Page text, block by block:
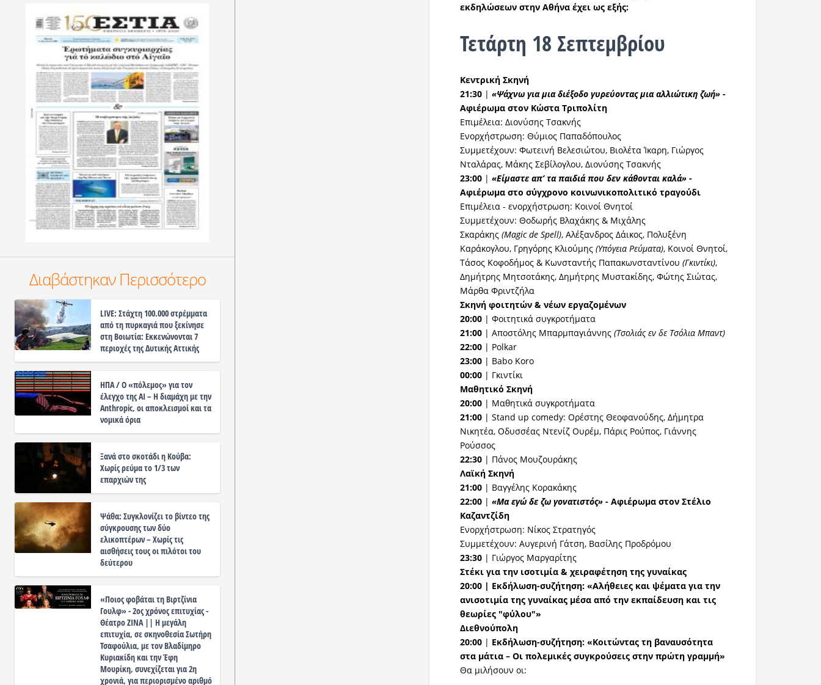
εκδηλώσεων στην Αθήνα έχει ως εξής:
Τετάρτη 18 Σεπτεμβρίου
Κεντρική Σκηνή
21:30 |«Ψάχνω για μια διέξοδο γυρεύοντας μια αλλιώτικη ζωή» -
Αφιέρωμα στον Κώστα Τριπολίτη
Επιμέλεια: Διονύσης Τσακνής
Ενορχήστρωση: Θύμιος Παπαδόπουλος
Συμμετέχουν: Φωτεινή Βελεσιώτου, Βιολέτα Ίκαρη, Γιώργος
Νταλάρας, Μάκης Σεβίλογλου, Διονύσης Τσακνής
23:00 | «Είμαστε απ’ τα παιδιά που δεν κάθονται καλά» -
Αφιέρωμα στο σύγχρονο κοινωνικοπολιτικό τραγούδι
Επιμέλεια - ενορχήστρωση: Κοινοί Θνητοί
Συμμετέχουν: Θοδωρής Βλαχάκης & Μιχάλης
Σκαράκης(Magic de Spell), Αλέξανδρος Δάικος, Πολυξένη
Καράκογλου, Γρηγόρης Κλιούμης(Υπόγεια Ρεύματα), Κοινοί Θνητοί,
Τάσος Κοφοδήμος & Κωνσταντής Παπακωνσταντίνου(Γκιντίκι),
Δημήτρης Μητσοτάκης, Δημήτρης Μυστακίδης, Φώτης Σιώτας,
Μάρθα Φριντζήλα
Σκηνή φοιτητών & νέων εργαζομένων
20:00 | Φοιτητικά συγκροτήματα
21:00 | Αποστόλης Μπαρμπαγιάννης(Τσολιάς εν δε Τσόλια Μπαντ)
22:00 | Polkar
23:00 | Babo Koro
00:00 | Γκιντίκι
Μαθητικό Σκηνή
20:00 | Μαθητικά συγκροτήματα
21:00 | Stand up comedy: Ορέστης Θεοφανούδης, Δήμητρα
Νικητέα, Οδυσσέας Ντενίζ Ουρέμ, Πάρις Ρούπος, Γιάννης
Ρούσσος
22:30 | Πάνος Μουζουράκης
Λαϊκή Σκηνή
21:00 | Βαγγέλης Κορακάκης
22:00 |«Μα εγώ δε ζω γονατιστός» - Αφιέρωμα στον Στέλιο
Καζαντζίδη
Ενορχήστρωση: Νίκος Στρατηγός
Συμμετέχουν: Αυγερινή Γάτση, Βασίλης Προδρόμου
23:30 | Γιώργος Μαργαρίτης
Στέκι για την ισοτιμία & χειραφέτηση της γυναίκας
20:00 | Εκδήλωση-συζήτηση: «Αλήθειες και ψέματα για την
ανισοτιμία της γυναίκας μέσα από την εκπαίδευση και τις
θεωρίες "φύλου"»
Διεθνούπολη
20:00 | Εκδήλωση-συζήτηση: «Κοιτώντας τη βαναυσότητα
στα μάτια – Οι πολεμικές συγκρούσεις στην πρώτη γραμμή»
Θα μιλήσουν οι:
Διαβάστηκαν Περισσότερο
LIVE: Στάχτη 100.000 στρέμματα
από τη πυρκαγιά που ξεκίνησε
στη Βοιωτία: Εκκενώνονται 7
περιοχές της Δυτικής Αττικής
ΗΠΑ / Ο «πόλεμος» για τον
έλεγχο της ΑΙ – Η διαμάχη με την
Anthropic, οι αποκλεισμοί και τα
νομικά όρια
Ξανά στο σκοτάδι η Κούβα:
Χωρίς ρεύμα το 1/3 των
επαρχιών της
Ψάθα: Συγκλονίζει το βίντεο της
σύγκρουσης των δύο
ελικοπτέρων – Χωρίς τις
αισθήσεις τους οι πιλότοι του
δεύτερου
«Ποιος φοβάται τη Βιρτζίνια
Γουλφ» - 2ος χρόνος επιτυχίας -
Θέατρο ΖΙΝΑ || Η μεγάλη
επιτυχία, σε σκηνοθεσία Σωτήρη
Τσαφούλια, με τον Βλαδίμηρο
Κυριακίδη και την Έφη
Μουρίκη, συνεχίζεται για 2η
χρονιά, για περιορισμένο αριθμό